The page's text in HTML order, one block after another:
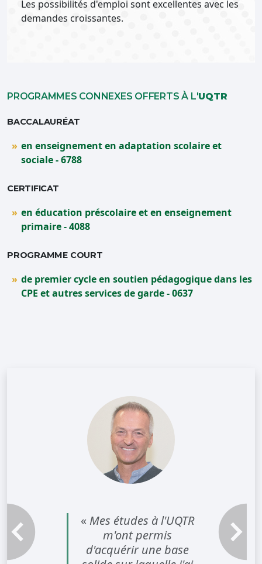
Les possibilités d'emploi sont excellentes avec les
demandes croissantes.
PROGRAMMES CONNEXES OFFERTS À L'UQTR
BACCALAURÉAT
en enseignement en adaptation scolaire et
sociale - 6788
CERTIFICAT
en éducation préscolaire et en enseignement
primaire - 4088
PROGRAMME COURT
de premier cycle en soutien pédagogique dans les
CPE et autres services de garde - 0637
« Mes études à l'UQTR
m'ont permis
d'acquérir une base
Témoignage précédent